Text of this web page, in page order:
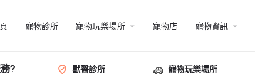
寵物診所 寵物玩樂場所 寵物店 寵物資訊
? 獸醫診所 寵物玩樂場所